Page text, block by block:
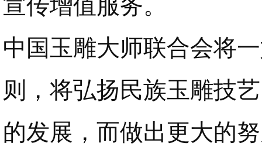
宣传增值服务。
中国玉雕大师联合会将
则，将弘扬民族玉雕技
的发展，而做出更大的